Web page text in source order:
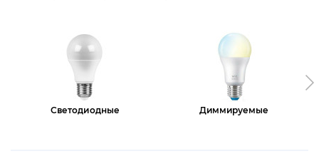
Светодиодные Диммируемые
НАСТОЛЬНЫЕ ЛАМПЫ
ТОРШЕРЫ
СВЕТИЛЬНИКИ КАК В ИКЕА
ТРЕКОВЫЕ СИСТЕМЫ